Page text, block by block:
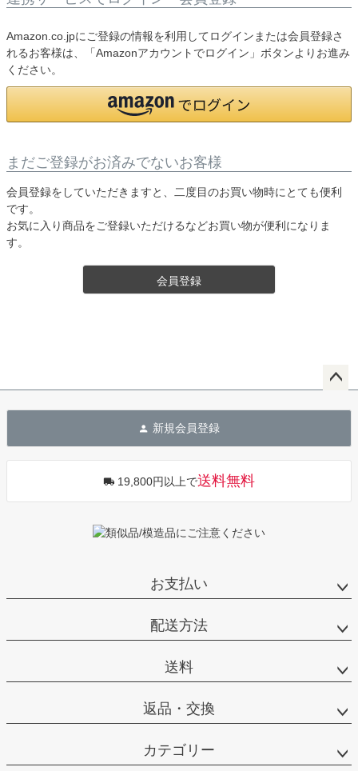
Amazon.co.jpにご登録の情報を利用してログインまたは会員登録さ
れるお客様は、「Amazonアカウントでログイン」ボタンよりお進み
ください。
まだご登録がお済みでないお客様
会員登録をしていただきますと、二度目のお買い物時にとても便利
です。
お気に入り商品をご登録いただけるなどお買い物が便利になりま
す。
会員登録
へ
新規会員登録
19,800円以上で送料無料
お支払い
配送方法
送料
返品・交換
カテゴリー